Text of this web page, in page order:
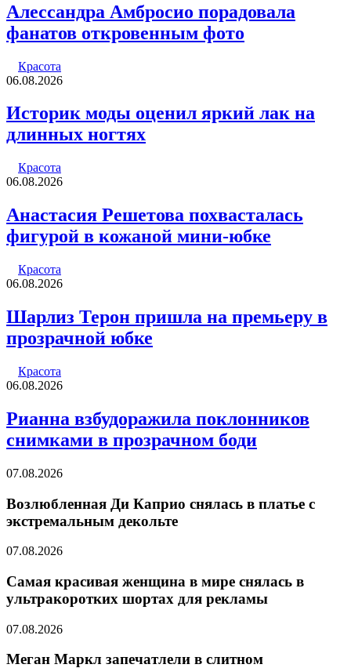
Алессандра Амбросио порадовала
фанатов откровенным фото
Красота
06.08.2026
Историк моды оценил яркий лак на
длинных ногтях
Красота
06.08.2026
Анастасия Решетова похвасталась
фигурой в кожаной мини-юбке
Красота
06.08.2026
Шарлиз Терон пришла на премьеру в
прозрачной юбке
Красота
06.08.2026
Рианна взбудоражила поклонников
снимками в прозрачном боди
07.08.2026
Возлюбленная Ди Каприо снялась в платье с
экстремальным декольте
07.08.2026
Самая красивая женщина в мире снялась в
ультракоротких шортах для рекламы
07.08.2026
Меган Маркл запечатлели в слитном